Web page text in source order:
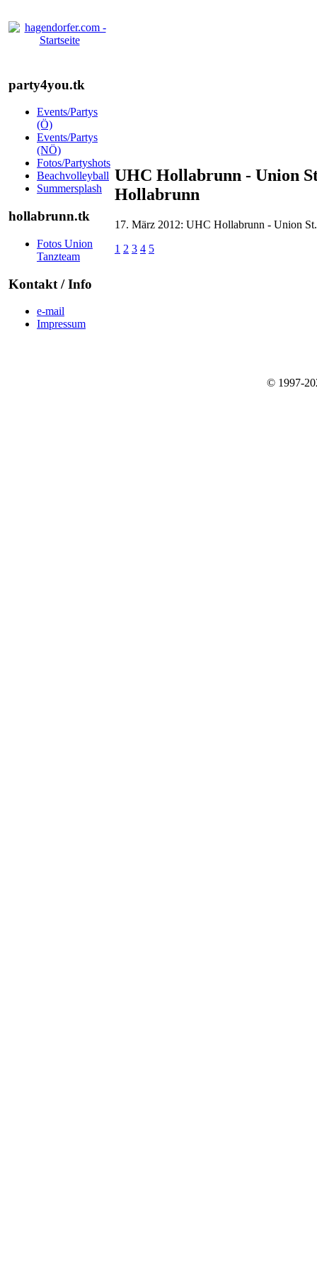
party4you.tk
Events/Partys
(Ö)
Events/Partys
(NÖ)
Fotos/Partyshots
Beachvolleyball
Summersplash
hollabrunn.tk
Fotos Union
Tanzteam
Kontakt / Info
e-mail
Impressum
UHC Hollabrunn - Union
Hollabrunn
17. März 2012: UHC Hollabrunn - Union
1 2 3 4 5
© 1997-